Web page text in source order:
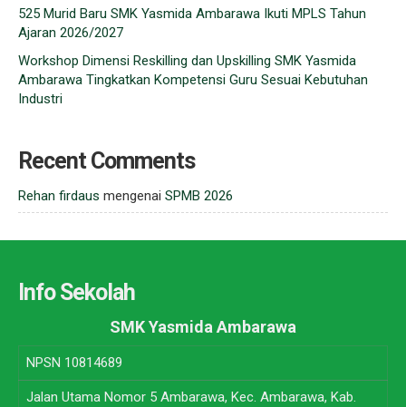
525 Murid Baru SMK Yasmida Ambarawa Ikuti MPLS Tahun
Ajaran 2026/2027
Workshop Dimensi Reskilling dan Upskilling SMK Yasmida
Ambarawa Tingkatkan Kompetensi Guru Sesuai Kebutuhan
Industri
Recent Comments
Rehan firdaus mengenai SPMB 2026
Info Sekolah
SMK Yasmida Ambarawa
NPSN 10814689
Jalan Utama Nomor 5 Ambarawa, Kec. Ambarawa, Kab.